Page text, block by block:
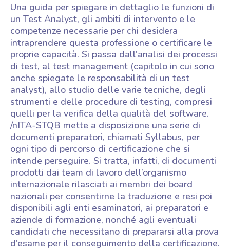
Una guida per spiegare in dettaglio le funzioni di
un Test Analyst, gli ambiti di intervento e le
competenze necessarie per chi desidera
intraprendere questa professione o certificare le
proprie capacità. Si passa dall’analisi dei processi
di test, al test management (capitolo in cui sono
anche spiegate le responsabilità di un test
analyst), allo studio delle varie tecniche, degli
strumenti e delle procedure di testing, compresi
quelli per la verifica della qualità del software.
/nITA-STQB mette a disposizione una serie di
documenti preparatori, chiamati Syllabus, per
ogni tipo di percorso di certificazione che si
intende perseguire. Si tratta, infatti, di documenti
prodotti dai team di lavoro dell’organismo
internazionale rilasciati ai membri dei board
nazionali per consentirne la traduzione e resi poi
disponibili agli enti esaminatori, ai preparatori e
aziende di formazione, nonché agli eventuali
candidati che necessitano di prepararsi alla prova
d’esame per il conseguimento della certificazione.